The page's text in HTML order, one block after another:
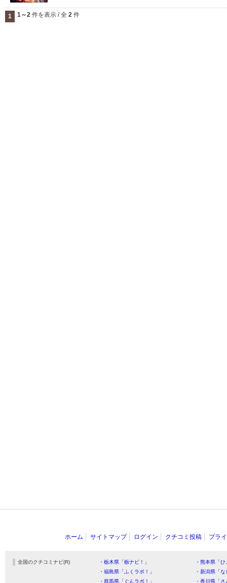
1 1～2 件を表示 / 全 2 件
ホーム サイトマップ ログイン クチコミ投稿 プラ
全国のクチコミナビ(R) ・栃木県「栃ナビ！」
・熊本県「
・福島県「ふくラボ！」
・新潟県「
・群馬県「ぐんラボ！」
・香川県「